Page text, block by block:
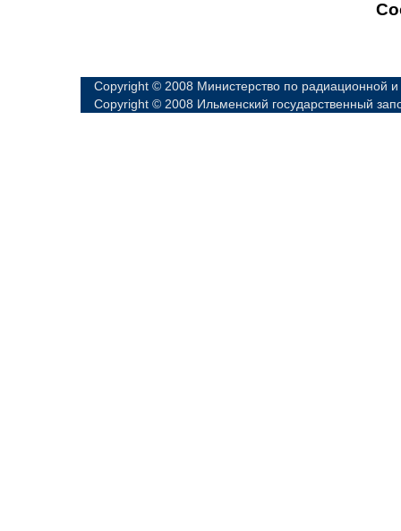
Copyright © 2008 Министерство по радиационной и
Copyright © 2008 Ильменский государственный